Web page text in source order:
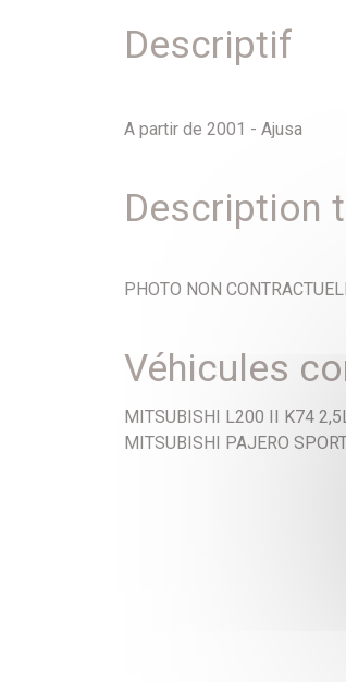
Descriptif
A partir de 2001 - Ajusa
Description
PHOTO NON
Véhicules
MITSUBISHI L200 II K74
MITSUBISHI PAJERO